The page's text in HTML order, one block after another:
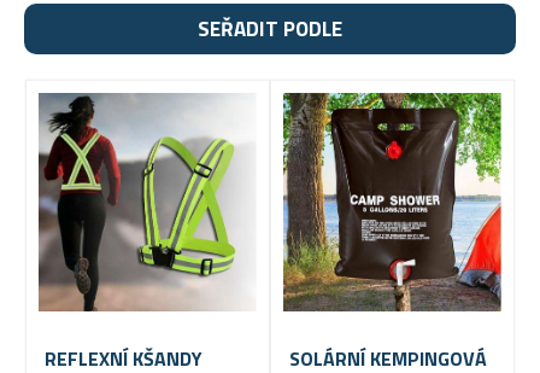
SEŘADIT PODLE
REFLEXNÍ KŠANDY SOLÁRNÍ KEMPINGOVÁ